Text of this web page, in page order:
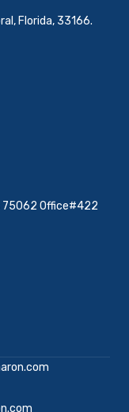
Florida, 33166.
75062 Office#422